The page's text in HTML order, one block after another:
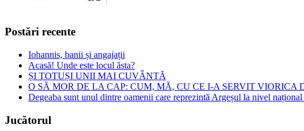
Postări recente
Iohannis, banii și angajații
Acasă! Unde este locul ăsta?
ȘI TOTUȘI UNII MAI CUVÂNTĂ
O SĂ MOR DE LA CAP: CUM, MĂ, CU CE I-A SERVIT VIORICA
Degeaba sunt unul dintre oamenii care reprezintă Argeșul la nivel
Jucătorul